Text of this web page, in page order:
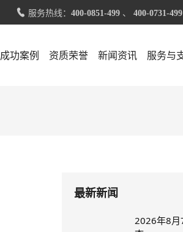
 服务热线： 400-0851-499 、 400-0731-499
成功案例 资质荣誉 新闻资讯 服务与
最新新闻
2026年8月